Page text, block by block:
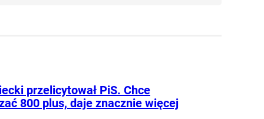
przelicytował PiS. Chce
800 plus, daje znacznie więcej